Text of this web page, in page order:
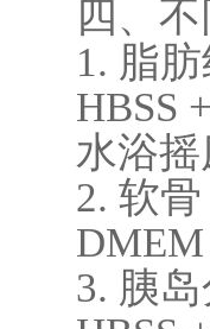
四、
1. 脂
HBSS
水浴摇
2. 软
3. 胰